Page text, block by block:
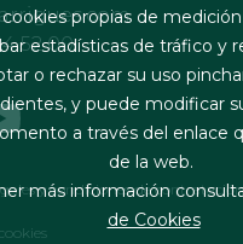
52 00
menu
y condiciones de contratación
propias de
estadísticas de tráfico y
o rechazar su uso
y puede modificar
a través del enlace
de la web.
más información
de Cookies